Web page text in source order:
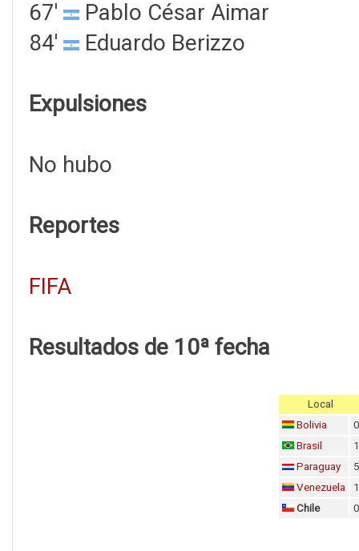
67'
Pablo César Aimar
84'
Eduardo Berizzo
Expulsiones
No hubo
Reportes
FIFA
Resultados de 10ª fecha
Local
Bolivia
0
Brasil
1
Paraguay
5
Venezuela
1
Chile
0